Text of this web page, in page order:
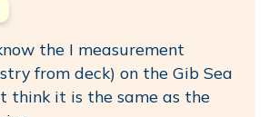
the I measurement
from deck) on the Gib Sea
think it is the same as the